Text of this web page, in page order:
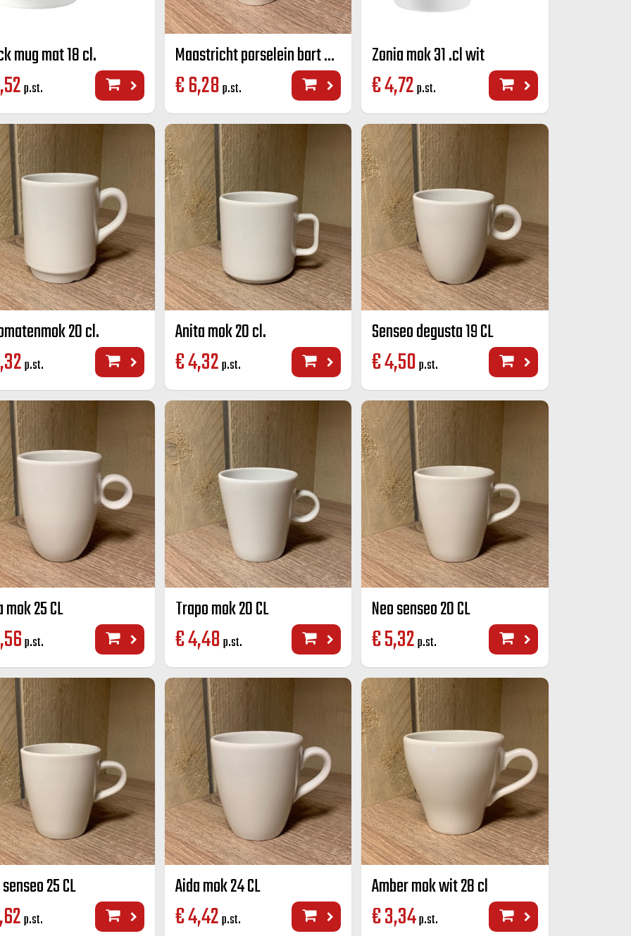
mug mat 18 cl.
p.st.
Maastricht porselein bart mok Off-white 23 CL
€6,28p.st.
Zonia mok 31 .cl wit
€4,72p.st.
20 cl.
p.st.
Anita mok 20 cl.
€4,32p.st.
Senseo degusta 19 CL
€4,50p.st.
25 CL
p.st.
Trapo mok 20 CL
€4,48p.st.
Neo senseo 20 CL
€5,32p.st.
25 CL
p.st.
Aida mok 24 CL
€4,42p.st.
Amber mok wit 28 cl
€3,34p.st.